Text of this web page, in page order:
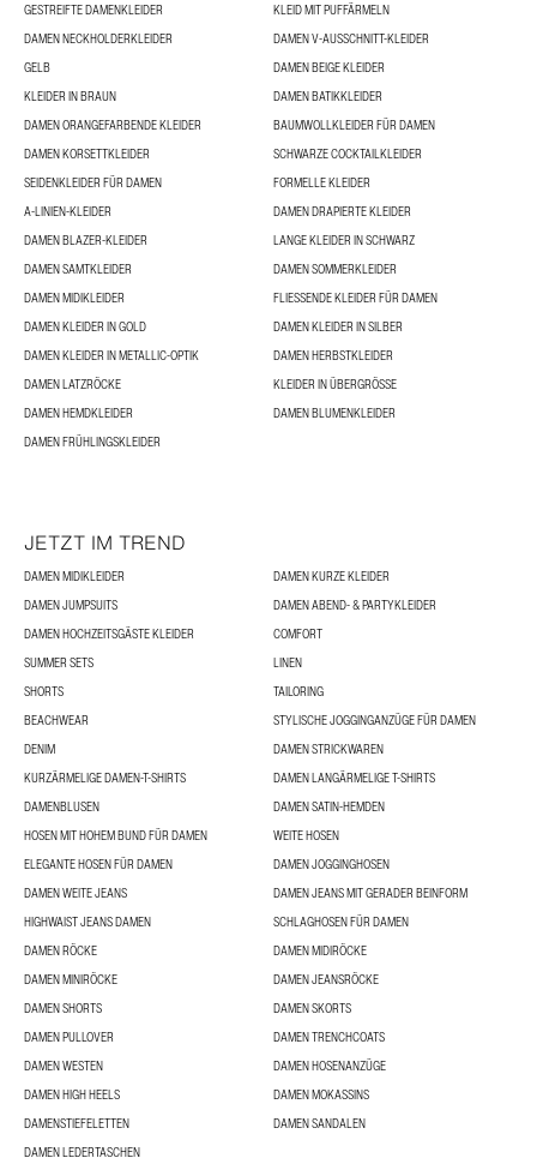
GESTREIFTE DAMENKLEIDER
KLEID MIT PUFFÄRMELN
DAMEN NECKHOLDERKLEIDER
DAMEN V-AUSSCHNITT-KLEIDER
GELB
DAMEN BEIGE KLEIDER
KLEIDER IN BRAUN
DAMEN BATIKKLEIDER
DAMEN ORANGEFARBENDE KLEIDER
BAUMWOLLKLEIDER FÜR DAMEN
DAMEN KORSETTKLEIDER
SCHWARZE COCKTAILKLEIDER
SEIDENKLEIDER FÜR DAMEN
FORMELLE KLEIDER
A-LINIEN-KLEIDER
DAMEN DRAPIERTE KLEIDER
DAMEN BLAZER-KLEIDER
LANGE KLEIDER IN SCHWARZ
DAMEN SAMTKLEIDER
DAMEN SOMMERKLEIDER
DAMEN MIDIKLEIDER
FLIESSENDE KLEIDER FÜR DAMEN
DAMEN KLEIDER IN GOLD
DAMEN KLEIDER IN SILBER
DAMEN KLEIDER IN METALLIC-OPTIK
DAMEN HERBSTKLEIDER
DAMEN LATZRÖCKE
KLEIDER IN ÜBERGRÖSSE
DAMEN HEMDKLEIDER
DAMEN BLUMENKLEIDER
DAMEN FRÜHLINGSKLEIDER
JETZT IM TREND
DAMEN MIDIKLEIDER
DAMEN KURZE KLEIDER
DAMEN JUMPSUITS
DAMEN ABEND- & PARTYKLEIDER
DAMEN HOCHZEITSGÄSTE KLEIDER
COMFORT
SUMMER SETS
LINEN
SHORTS
TAILORING
BEACHWEAR
STYLISCHE JOGGINGANZÜGE FÜR DAMEN
DENIM
DAMEN STRICKWAREN
KURZÄRMELIGE DAMEN-T-SHIRTS
DAMEN LANGÄRMELIGE T-SHIRTS
DAMENBLUSEN
DAMEN SATIN-HEMDEN
HOSEN MIT HOHEM BUND FÜR DAMEN
WEITE HOSEN
ELEGANTE HOSEN FÜR DAMEN
DAMEN JOGGINGHOSEN
DAMEN WEITE JEANS
DAMEN JEANS MIT GERADER BEINFORM
HIGHWAIST JEANS DAMEN
SCHLAGHOSEN FÜR DAMEN
DAMEN RÖCKE
DAMEN MIDIRÖCKE
DAMEN MINIRÖCKE
DAMEN JEANSRÖCKE
DAMEN SHORTS
DAMEN SKORTS
DAMEN PULLOVER
DAMEN TRENCHCOATS
DAMEN WESTEN
DAMEN HOSENANZÜGE
DAMEN HIGH HEELS
DAMEN MOKASSINS
DAMENSTIEFELETTEN
DAMEN SANDALEN
DAMEN LEDERTASCHEN